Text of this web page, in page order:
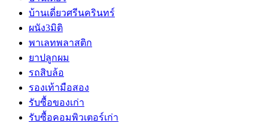
บ้านเดี่ยวศรีนครินทร์
ผนัง3มิติ
พาเลทพลาสติก
ยาปลูกผม
รถสิบล้อ
รองเท้ามือสอง
รับซื้อของเก่า
รับซื้อคอมพิวเตอร์เก่า